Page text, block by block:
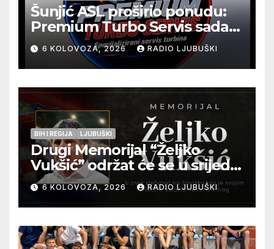
Šunjić ASL proširio ponudu:
Premium Turbo Servis sada
na jednoj adresi u Ljubuškom
6 KOLOVOZA, 2026 RADIO LJUBUŠKI
BIH I REGIJA LJUBUŠKI
Drugi Memorijal “Željko
Vukšić” održat će se u srijedu
12. kolovoza u Otoku
6 KOLOVOZA, 2026 RADIO LJUBUŠKI